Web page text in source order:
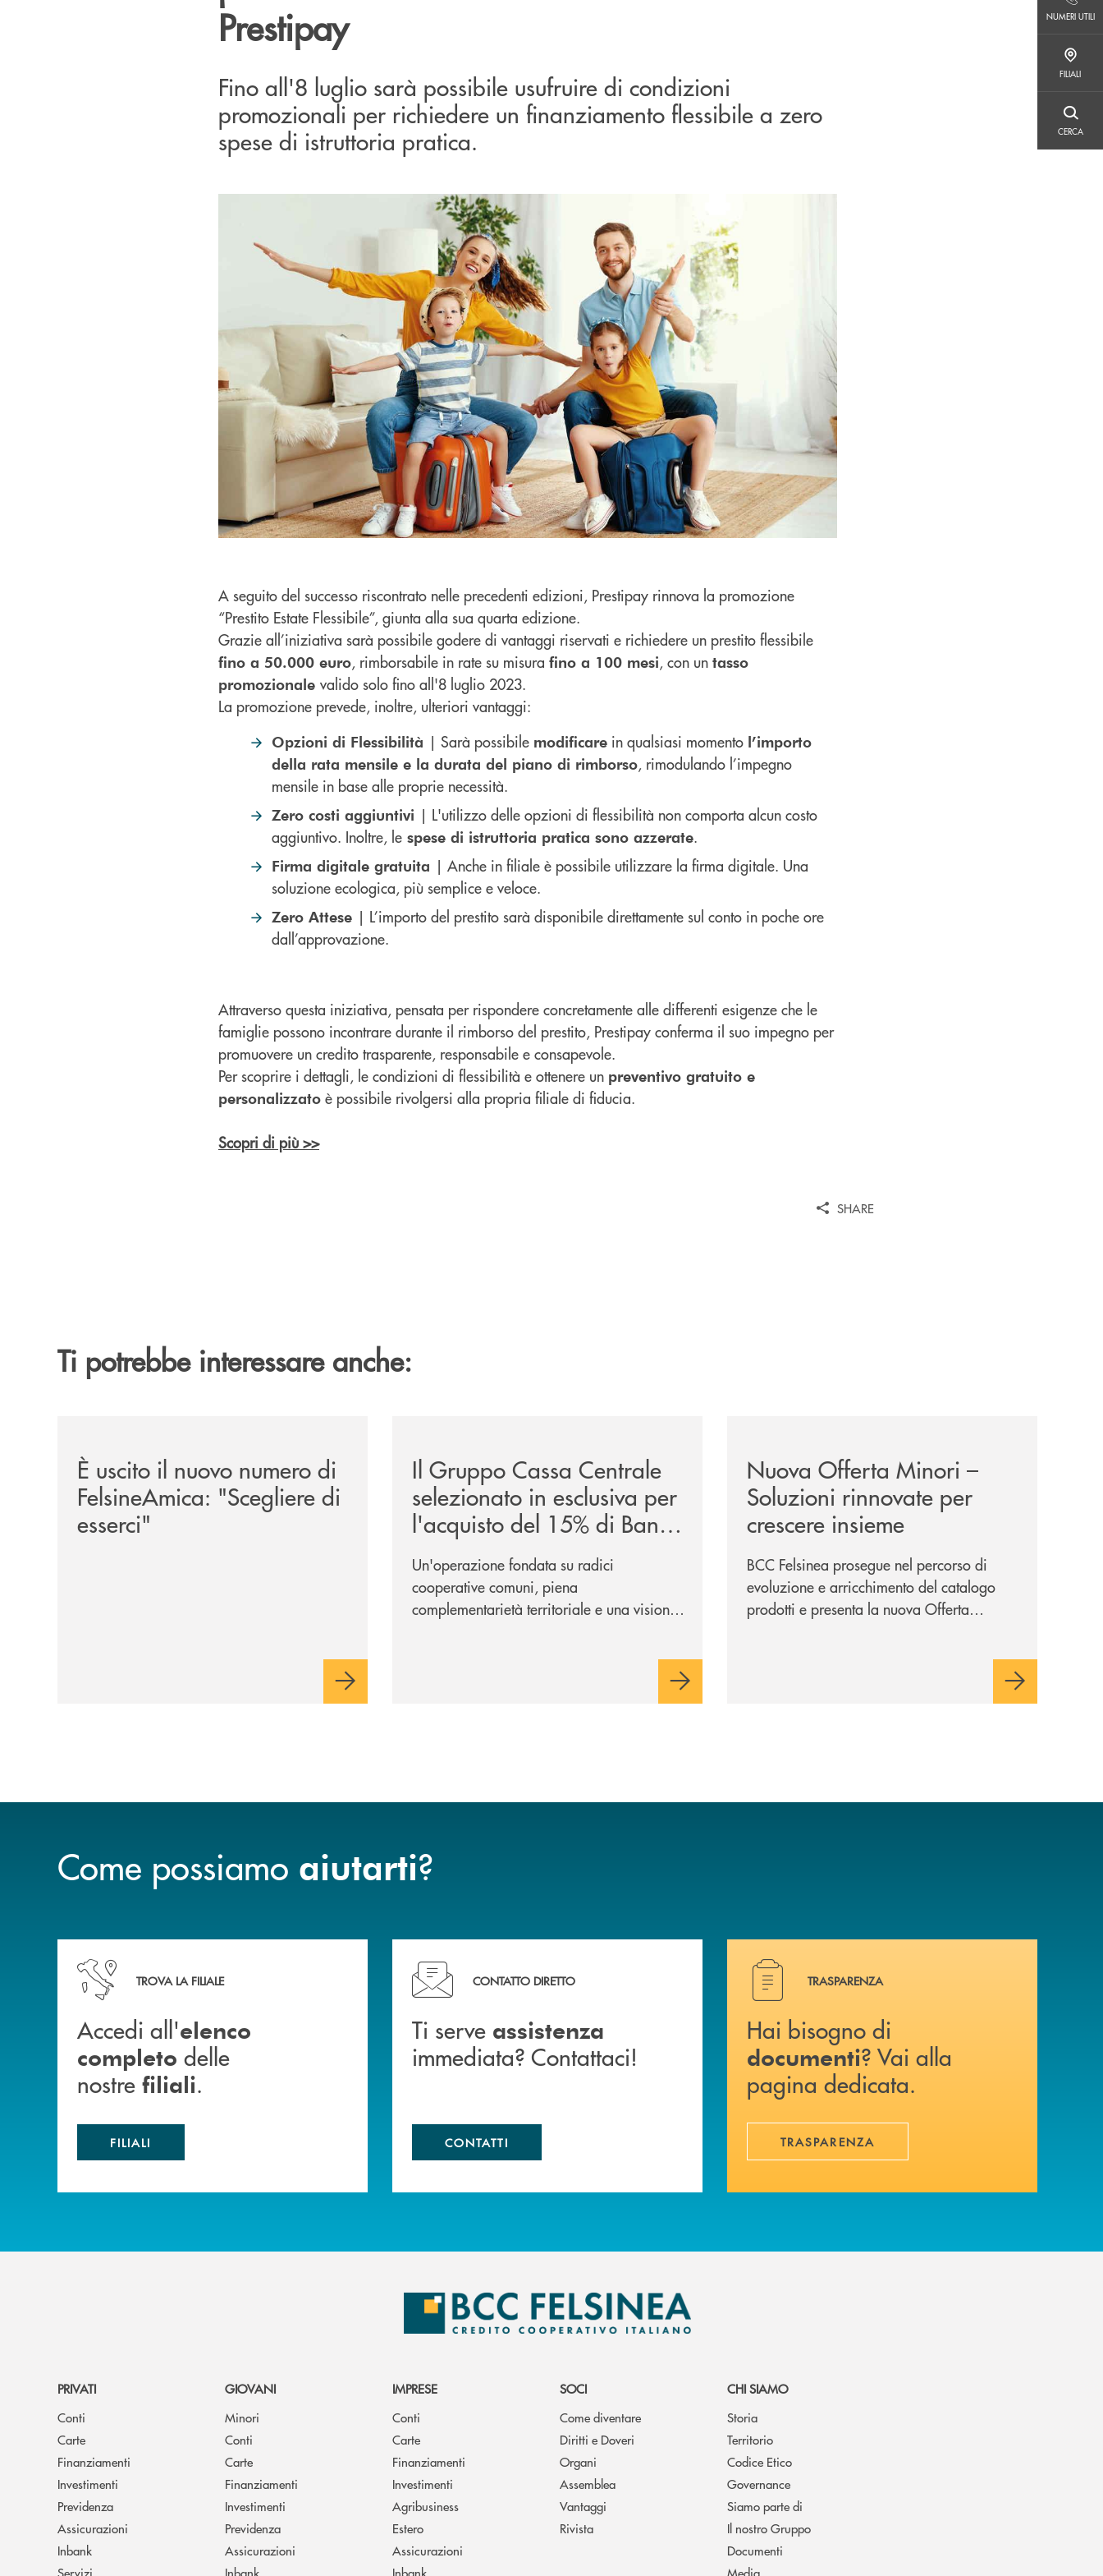
NUMERI UTILI
FILIALI
CERCA
Prestipay
Fino all'8 luglio sarà possibile usufruire di condizioni
promozionali per richiedere un finanziamento flessibile a zero
spese di istruttoria pratica.
A seguito del successo riscontrato nelle precedenti edizioni, Prestipay rinnova la promozione
“Prestito Estate Flessibile”, giunta alla sua quarta edizione.
Grazie all’iniziativa sarà possibile godere di vantaggi riservati e richiedere un prestito flessibile
fino a 50.000 euro, rimborsabile in rate su misura fino a 100 mesi, con un tasso
promozionale valido solo fino all'8 luglio 2023.
La promozione prevede, inoltre, ulteriori vantaggi:
Opzioni di Flessibilità | Sarà possibile modificare in qualsiasi momento l’importo
della rata mensile e la durata del piano di rimborso, rimodulando l’impegno
mensile in base alle proprie necessità.
Zero costi aggiuntivi | L'utilizzo delle opzioni di flessibilità non comporta alcun costo
aggiuntivo. Inoltre, le spese di istruttoria pratica sono azzerate.
Firma digitale gratuita | Anche in filiale è possibile utilizzare la firma digitale. Una
soluzione ecologica, più semplice e veloce.
Zero Attese | L’importo del prestito sarà disponibile direttamente sul conto in poche ore
dall’approvazione.
Attraverso questa iniziativa, pensata per rispondere concretamente alle differenti esigenze che le
famiglie possono incontrare durante il rimborso del prestito, Prestipay conferma il suo impegno per
promuovere un credito trasparente, responsabile e consapevole.
Per scoprire i dettagli, le condizioni di flessibilità e ottenere un preventivo gratuito e
personalizzato è possibile rivolgersi alla propria filiale di fiducia.
Scopri di più >>
SHARE
Ti potrebbe interessare anche:
È uscito il nuovo numero di
FelsineAmica: "Scegliere di
esserci"
Il Gruppo Cassa Centrale
selezionato in esclusiva per
l'acquisto del 15% di Banca
Cambiano 1884
Un'operazione fondata su radici
cooperative comuni, piena
complementarietà territoriale e una visione
Nuova Offerta Minori –
Soluzioni rinnovate per
crescere insieme
BCC Felsinea prosegue nel percorso di
evoluzione e arricchimento del catalogo
prodotti e presenta la nuova Offerta
Come possiamo aiutarti?
Accedi all' elenco completo delle nostre&nbsp; filiali .
TROVA LA FILIALE
Accedi all'elenco
completo delle
nostre filiali.
FILIALI
Ti serve assistenza immediata? Contattaci!
CONTATTO DIRETTO
Ti serve assistenza
immediata? Contattaci!
CONTATTI
Hai bisogno di documenti ? Vai alla pagina dedicata.
TRASPARENZA
Hai bisogno di
documenti? Vai alla
pagina dedicata.
TRASPARENZA
PRIVATI
Conti
Carte
Finanziamenti
Investimenti
Previdenza
Assicurazioni
Inbank
Servizi
GIOVANI
Minori
Conti
Carte
Finanziamenti
Investimenti
Previdenza
Assicurazioni
Inbank
IMPRESE
Conti
Carte
Finanziamenti
Investimenti
Agribusiness
Estero
Assicurazioni
Inbank
SOCI
Come diventare
Diritti e Doveri
Organi
Assemblea
Vantaggi
Rivista
CHI SIAMO
Storia
Territorio
Codice Etico
Governance
Siamo parte di
Il nostro Gruppo
Documenti
Media